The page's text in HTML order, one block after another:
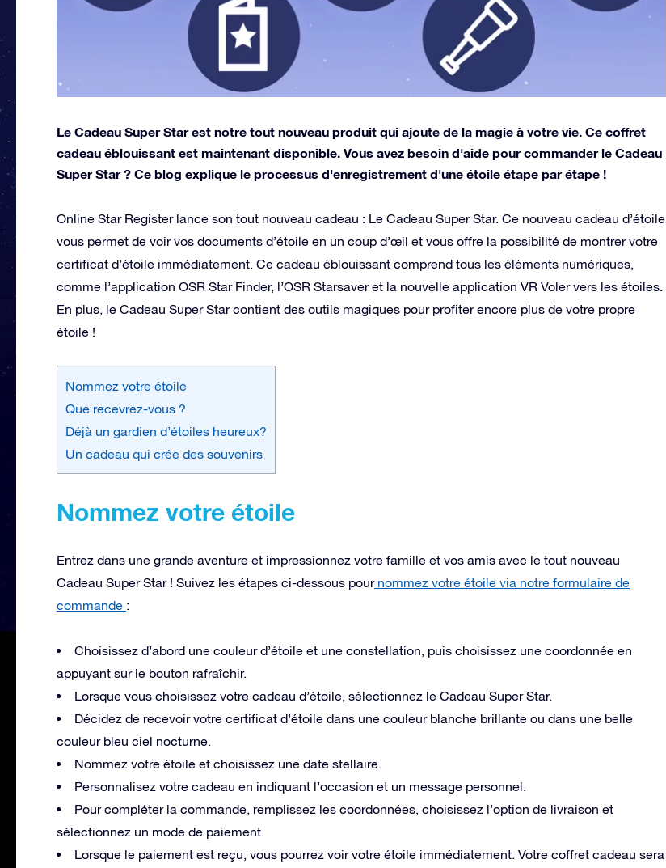
Le Cadeau Super Star est notre tout nouveau produit qui ajoute de la magie à votre vie. Ce coffret
cadeau éblouissant est maintenant disponible. Vous avez besoin d'aide pour commander le Cadeau
Super Star ? Ce blog explique le processus d'enregistrement d'une étoile étape par étape !
Online Star Register lance son tout nouveau cadeau : Le Cadeau Super Star. Ce nouveau cadeau d’étoile
vous permet de voir vos documents d’étoile en un coup d’œil et vous offre la possibilité de montrer votre
certificat d’étoile immédiatement. Ce cadeau éblouissant comprend tous les éléments numériques,
comme l’application OSR Star Finder, l’OSR Starsaver et la nouvelle application VR Voler vers les étoiles.
En plus, le Cadeau Super Star contient des outils magiques pour profiter encore plus de votre propre
étoile !
Nommez votre étoile
Que recevrez-vous ?
Déjà un gardien d’étoiles heureux?
Un cadeau qui crée des souvenirs
Nommez votre étoile
Entrez dans une grande aventure et impressionnez votre famille et vos amis avec le tout nouveau
Cadeau Super Star ! Suivez les étapes ci-dessous pournommez votre étoile via notre formulaire de
commande :
Choisissez d’abord une couleur d’étoile et une constellation, puis choisissez une coordonnée en
appuyant sur le bouton rafraîchir.
Lorsque vous choisissez votre cadeau d’étoile, sélectionnez le Cadeau Super Star.
Décidez de recevoir votre certificat d’étoile dans une couleur blanche brillante ou dans une belle
couleur bleu ciel nocturne.
Nommez votre étoile et choisissez une date stellaire.
Personnalisez votre cadeau en indiquant l’occasion et un message personnel.
Pour compléter la commande, remplissez les coordonnées, choisissez l’option de livraison et
sélectionnez un mode de paiement.
Lorsque le paiement est reçu, vous pourrez voir votre étoile immédiatement. Votre coffret cadeau sera